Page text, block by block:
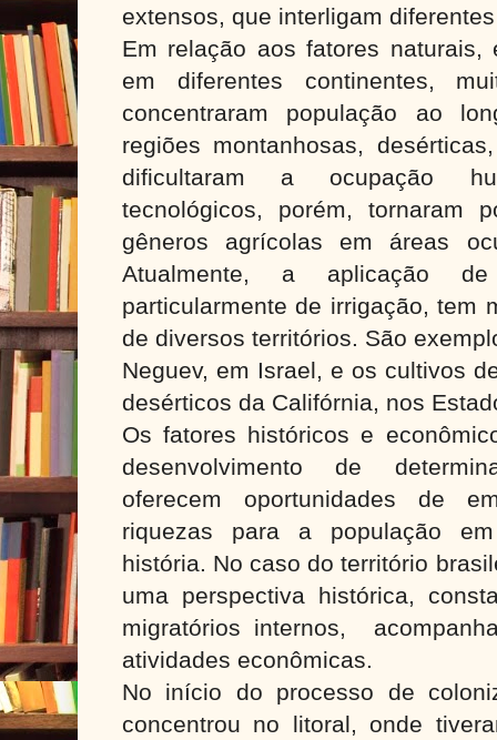
extensos, que interligam
Em relação aos fatores naturais,
em diferentes continentes,
concentraram população ao
regiões montanhosas,
dificultaram a ocupação
tecnológicos, porém, tornaram
gêneros agrícolas em áreas
Atualmente, a aplicação de
particularmente de irrigação, tem
de diversos territórios. São
Neguev, em Israel, e os cultivos
desérticos da Califórnia, nos
Os fatores históricos e
desenvolvimento de
oferecem oportunidades de
riquezas para a população
história. No caso do território
uma perspectiva histórica,
migratórios internos,
atividades econômicas.
No início do processo de
concentrou no litoral, onde